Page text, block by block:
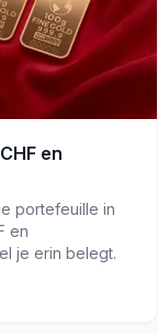
en
portefeuille in
en
je erin belegt.